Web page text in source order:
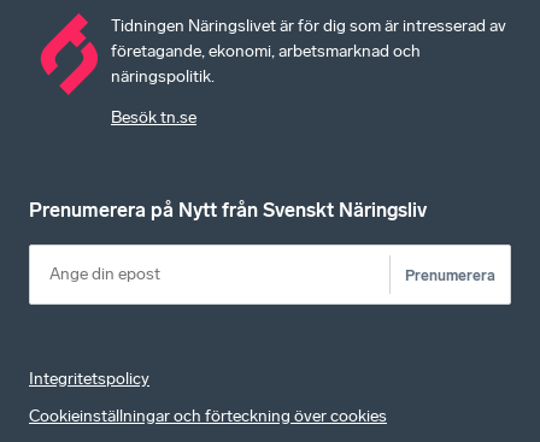
Tidningen Näringslivet är för dig som är intresserad av
företagande, ekonomi, arbetsmarknad och
näringspolitik.
Besök tn.se
Prenumerera på Nytt från Svenskt Näringsliv
Prenumerera
Integritetspolicy
Cookieinställningar och förteckning över cookies